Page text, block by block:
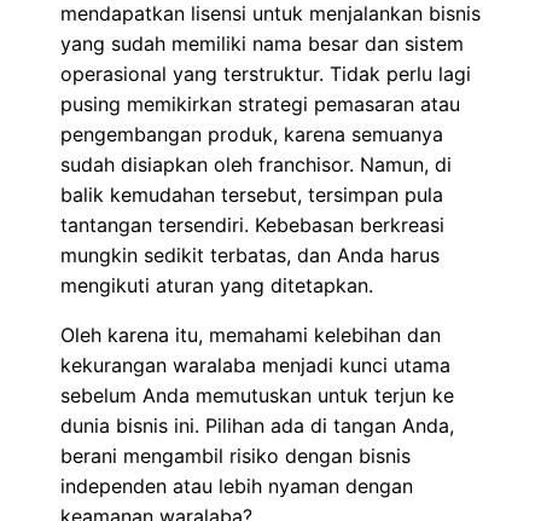
mendapatkan lisensi untuk menjalankan bisnis
yang sudah memiliki nama besar dan sistem
operasional yang terstruktur. Tidak perlu lagi
pusing memikirkan strategi pemasaran atau
pengembangan produk, karena semuanya
sudah disiapkan oleh franchisor. Namun, di
balik kemudahan tersebut, tersimpan pula
tantangan tersendiri. Kebebasan berkreasi
mungkin sedikit terbatas, dan Anda harus
mengikuti aturan yang ditetapkan.
Oleh karena itu, memahami kelebihan dan
kekurangan waralaba menjadi kunci utama
sebelum Anda memutuskan untuk terjun ke
dunia bisnis ini. Pilihan ada di tangan Anda,
berani mengambil risiko dengan bisnis
independen atau lebih nyaman dengan
keamanan waralaba?